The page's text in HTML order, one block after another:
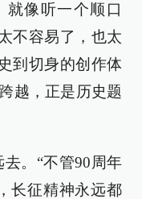
就像听一个顺口
不容易了，也太
到切身的创作体
越，正是历史题
。“不管90周年
长征精神永远都